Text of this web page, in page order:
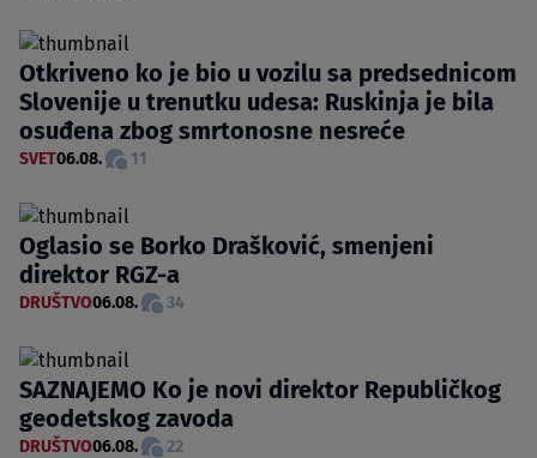
Otkriveno ko je bio u vozilu sa predsednicom
Slovenije u trenutku udesa: Ruskinja je bila
osuđena zbog smrtonosne nesreće
SVET06.08. 11
Oglasio se Borko Drašković, smenjeni
direktor RGZ-a
DRUŠTVO06.08. 34
SAZNAJEMO Ko je novi direktor Republičkog
geodetskog zavoda
DRUŠTVO06.08. 22